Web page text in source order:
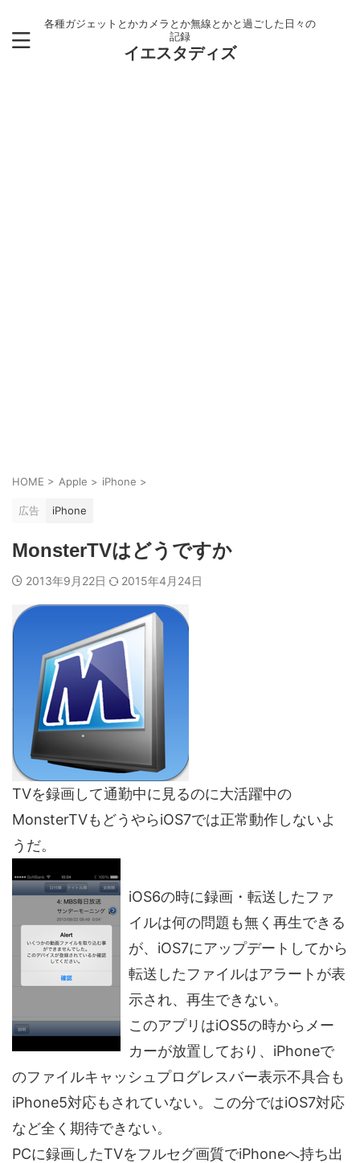
各種ガジェットとかカメラとか無線とかと過ごした日々の
記録
イエスタディズ
HOME > Apple > iPhone >
広告 iPhone
MonsterTVはどうですか
2013年9月22日 2015年4月24日
TVを録画して通勤中に見るのに大活躍中の
MonsterTVもどうやらiOS7では正常動作しないよ
うだ。
iOS6の時に録画・転送したファ
イルは何の問題も無く再生できる
が、iOS7にアップデートしてから
転送したファイルはアラートが表
示され、再生できない。
このアプリはiOS5の時からメー
カーが放置しており、iPhoneで
のファイルキャッシュプログレスバー表示不具合も
iPhone5対応もされていない。この分ではiOS7対応
など全く期待できない。
PCに録画したTVをフルセグ画質でiPhoneへ持ち出